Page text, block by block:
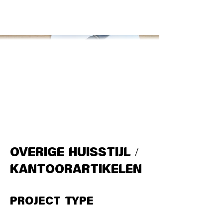
Overige huisstijl /
kantoorartikelen
Project type